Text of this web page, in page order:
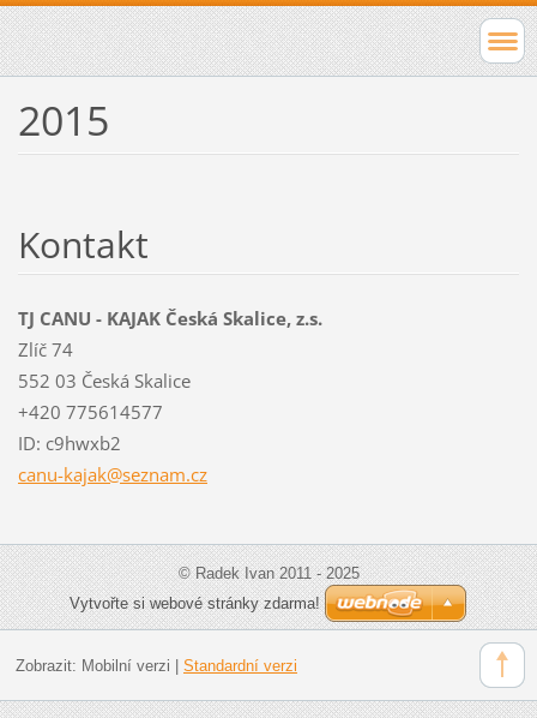
2015
Kontakt
TJ CANU - KAJAK Česká Skalice, z.s.
Zlíč 74
552 03 Česká Skalice
+420 775614577
ID: c9hwxb2
canu-kajak@seznam.cz
© Radek Ivan 2011 - 2025
Vytvořte si webové stránky zdarma!
Zobrazit: Mobilní verzi Standardní verzi